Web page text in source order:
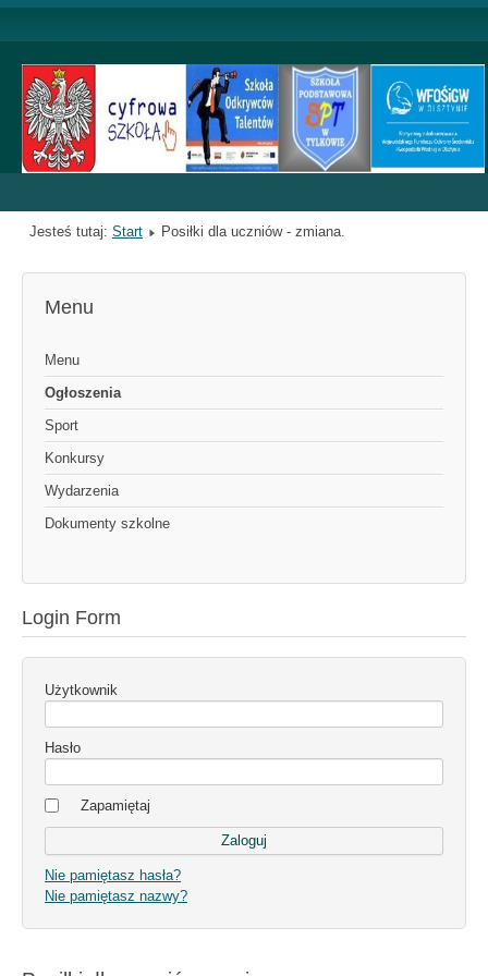
Jesteś tutaj: Start Posiłki dla uczniów - zmiana.
Menu
Menu
Ogłoszenia
Sport
Konkursy
Wydarzenia
Dokumenty szkolne
Login Form
Użytkownik
Hasło
Zapamiętaj
Nie pamiętasz hasła?
Nie pamiętasz nazwy?